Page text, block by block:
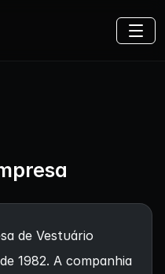
de Vestuário
1982. A companhia